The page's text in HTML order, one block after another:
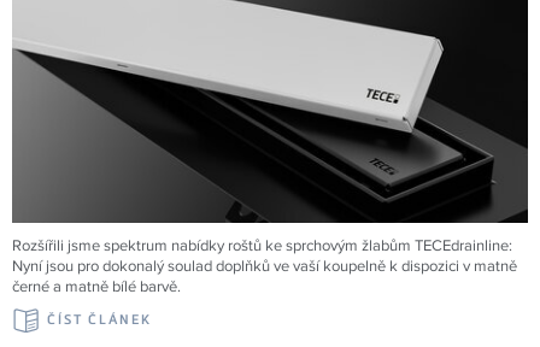
Rozšířili jsme spektrum nabídky roštů ke sprchovým žlabům TECEdrainline:
Nyní jsou pro dokonalý soulad doplňků ve vaší koupelně k dispozici v matně
černé a matně bílé barvě.
ČÍST ČLÁNEK